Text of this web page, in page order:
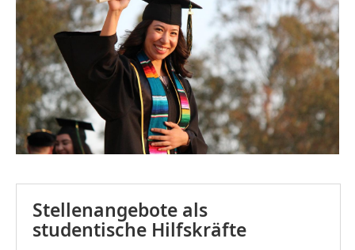
Stellenangebote als
studentische Hilfskräfte